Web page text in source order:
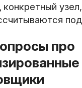
конкретный
про